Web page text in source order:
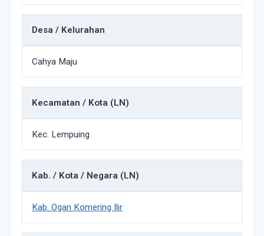
Desa / Kelurahan
Cahya Maju
Kecamatan / Kota (LN)
Kec. Lempuing
Kab. / Kota / Negara (LN)
Kab. Ogan Komering Ilir